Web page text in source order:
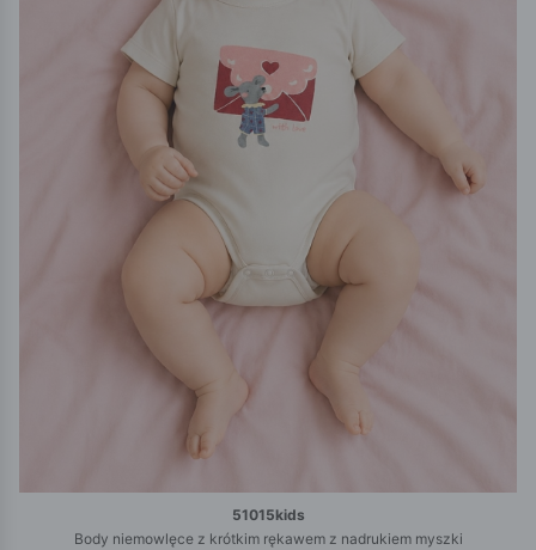
51015kids
Body niemowlęce z krótkim rękawem z nadrukiem myszki